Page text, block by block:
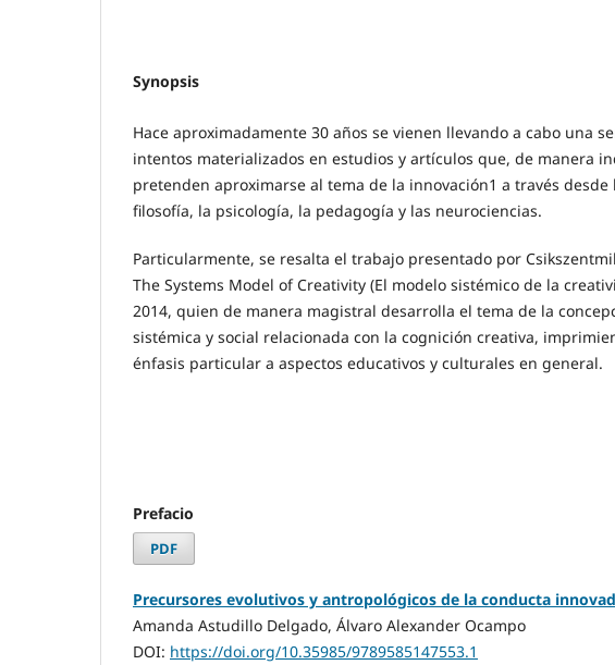
Synopsis
Hace aproximadamente 30 años se vienen llevando a cabo una
intentos materializados en estudios y artículos que, de manera
pretenden aproximarse al tema de la innovación1 a través desde
filosofía, la psicología, la pedagogía y las neurociencias.
Particularmente, se resalta el trabajo presentado por
The Systems Model of Creativity (El modelo sistémico de la
2014, quien de manera magistral desarrolla el tema de la
sistémica y social relacionada con la cognición creativa,
énfasis particular a aspectos educativos y culturales en general.
Prefacio
PDF
Precursores evolutivos y antropológicos de la conducta
Amanda Astudillo Delgado, Álvaro Alexander Ocampo
DOI: https://doi.org/10.35985/9789585147553.1